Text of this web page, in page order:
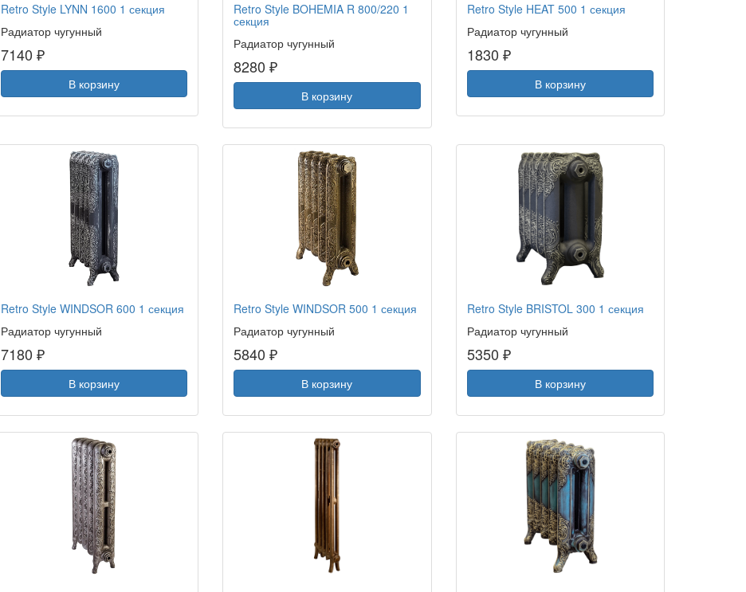
Retro Style LYNN 1600 1 секция
Радиатор чугунный
7140 ₽
В корзину
Retro Style BOHEMIA R 800/220 1
секция
Радиатор чугунный
8280 ₽
В корзину
Retro Style HEAT 500 1 секция
Радиатор чугунный
1830 ₽
В корзину
Retro Style WINDSOR 600 1 секция
Радиатор чугунный
7180 ₽
В корзину
Retro Style WINDSOR 500 1 секция
Радиатор чугунный
5840 ₽
В корзину
Retro Style BRISTOL 300 1 секция
Радиатор чугунный
5350 ₽
В корзину